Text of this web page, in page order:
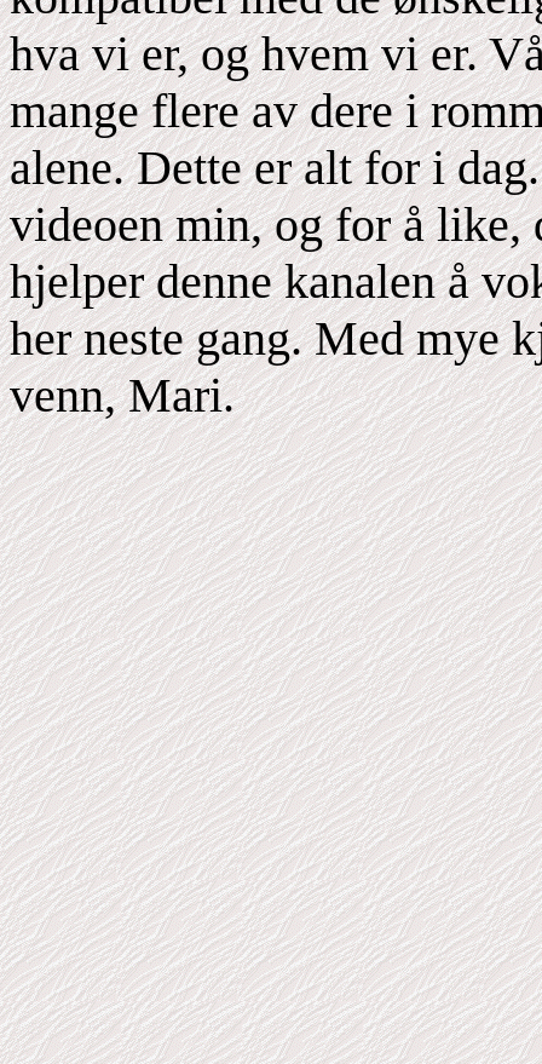
hva vi er, og hvem vi er.
mange flere av dere i
alene. Dette er alt for i
videoen min, og for å like,
hjelper denne kanalen å
her neste gang. Med mye
venn, Mari.